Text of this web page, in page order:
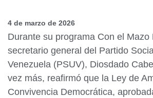
4 de marzo de 2026
Durante su programa Con el Mazo
secretario general del Partido
Venezuela (PSUV), Diosdado
vez más, reafirmó que la Ley de
Convivencia Democrática,